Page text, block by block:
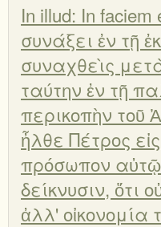
In illud: In
συνάξει ἐν τῇ
συναχθεὶς
ταύτην ἐν τῇ
περικοπὴν τοῦ
ἦλθε Πέτρος
πρόσωπον αὐτῷ
δείκνυσιν, ὅτι
ἀλλ' οἰκονομία